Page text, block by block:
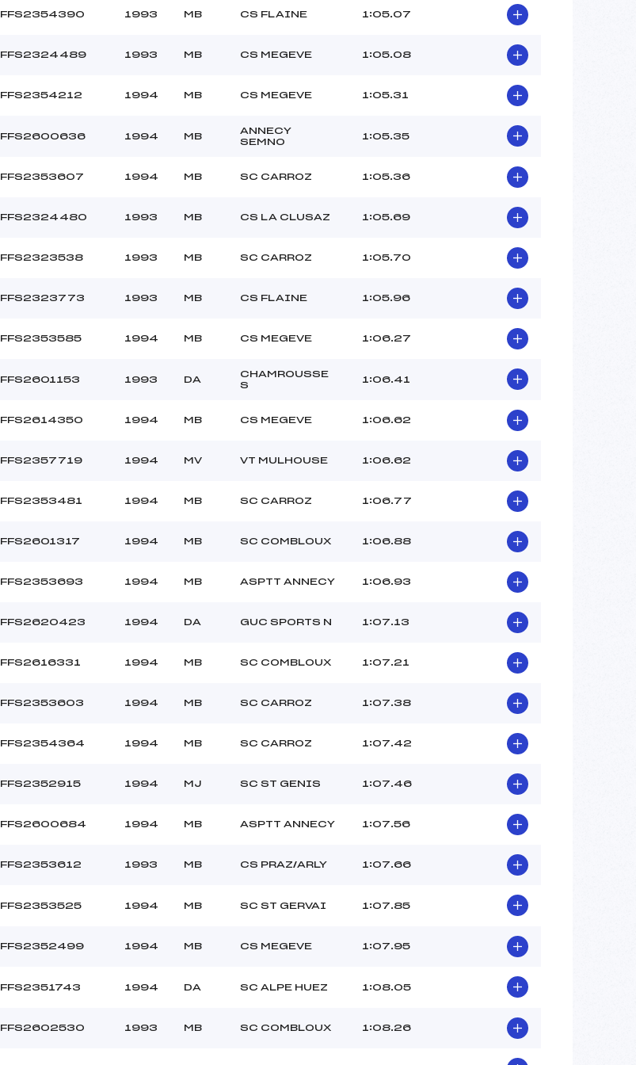
FFS2354390 1993 MB CS FLAINE 1:05.07
FFS2324489 1993 MB CS MEGEVE 1:05.08
FFS2354212 1994 MB CS MEGEVE 1:05.31
FFS2600636 1994 MB
ANNECY
SEMNO
1:05.35
FFS2353607 1994 MB SC CARROZ 1:05.36
FFS2324480 1993 MB CS LA CLUSAZ 1:05.69
FFS2323538 1993 MB SC CARROZ 1:05.70
FFS2323773 1993 MB CS FLAINE 1:05.96
FFS2353585 1994 MB CS MEGEVE 1:06.27
FFS2601153 1993 DA
CHAMROUSSE
S
1:06.41
FFS2614350 1994 MB CS MEGEVE 1:06.62
FFS2357719 1994 MV VT MULHOUSE 1:06.62
FFS2353481 1994 MB SC CARROZ 1:06.77
FFS2601317 1994 MB SC COMBLOUX 1:06.88
FFS2353693 1994 MB ASPTT ANNECY 1:06.93
FFS2620423 1994 DA GUC SPORTS N 1:07.13
FFS2616331 1994 MB SC COMBLOUX 1:07.21
FFS2353603 1994 MB SC CARROZ 1:07.38
FFS2354364 1994 MB SC CARROZ 1:07.42
FFS2352915 1994 MJ SC ST GENIS 1:07.46
FFS2600684 1994 MB ASPTT ANNECY 1:07.56
FFS2353612 1993 MB CS PRAZ/ARLY 1:07.66
FFS2353525 1994 MB SC ST GERVAI 1:07.85
FFS2352499 1994 MB CS MEGEVE 1:07.95
FFS2351743 1994 DA SC ALPE HUEZ 1:08.05
FFS2602530 1993 MB SC COMBLOUX 1:08.26